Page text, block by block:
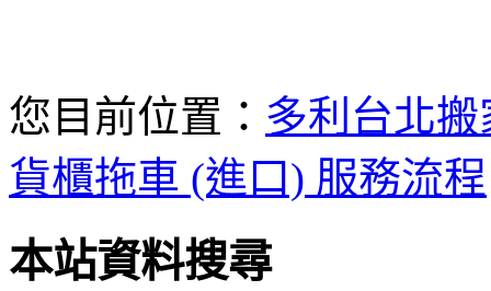
您目前位置： 多利台北
貨櫃拖車 (進口) 服務流程
本站資料搜尋